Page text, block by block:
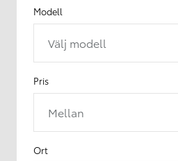
Modell
Välj modell
Pris
Mellan
Ort